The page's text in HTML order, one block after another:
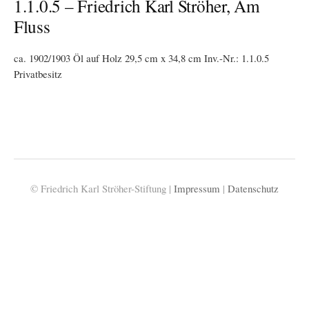
1.1.0.5 – Friedrich Karl Ströher, Am
Fluss
ca. 1902/1903 Öl auf Holz 29,5 cm x 34,8 cm Inv.-Nr.: 1.1.0.5
Privatbesitz
© Friedrich Karl Ströher-Stiftung | Impressum | Datenschutz